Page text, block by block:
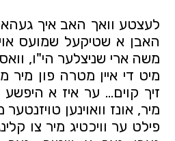
לעצטע וואך האב איך
האבן א שטיקעל שמועס
משה ארי שניצלער הי"ו,
מיט די איין מטרה פון מיר
זיך קוים… ער איז א
מיר, אונז וואוינען
פילט ער וויכטיג מיר צו